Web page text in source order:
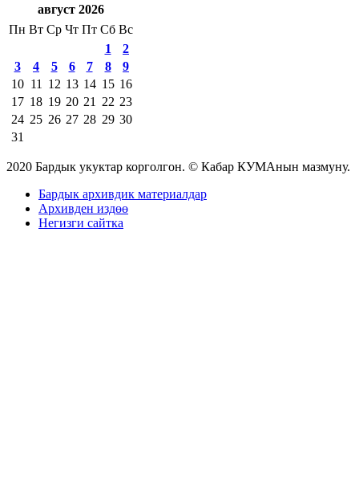
август 2026
Пн Вт Ср Чт Пт Сб Вс
1
2
3
4 5 6 7 8
9
10 11 12 13 14 15 16
17 18 19 20 21 22 23
24 25 26 27 28 29 30
31
2020 Бардык укуктар корголгон. © Кабар КУМАнын мазмуну.
Бардык архивдик материалдар
Архивден издөө
Негизги сайтка